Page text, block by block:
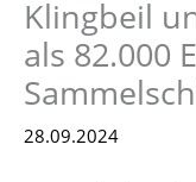
Klingbeil
als 82.000
28.09.2024